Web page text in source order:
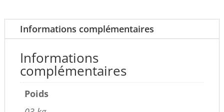
Informations complémentaires
Informations
complémentaires
Poids